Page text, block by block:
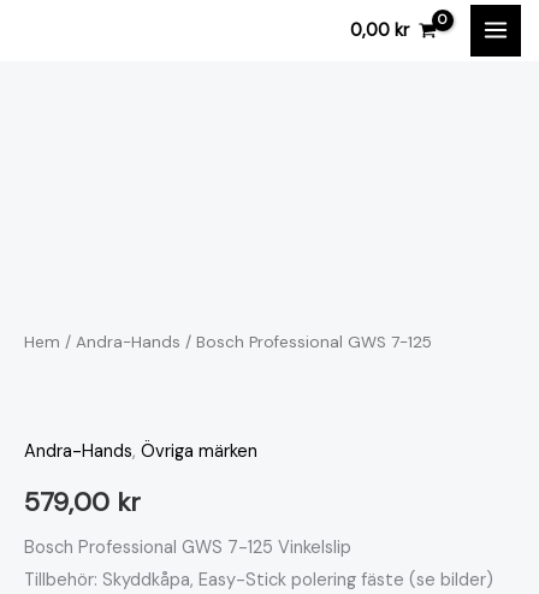
0,00 kr
Hem / Andra-Hands / Bosch Professional GWS 7-125
Andra-Hands, Övriga märken
579,00 kr
Bosch Professional GWS 7-125 Vinkelslip
Tillbehör: Skyddkåpa, Easy-Stick polering fäste (se bilder)